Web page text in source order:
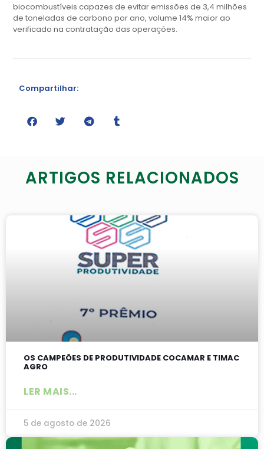
biocombustíveis capazes de evitar emissões de 3,4 milhões
de toneladas de carbono por ano, volume 14% maior ao
verificado na contratação das operações.
Compartilhar:
ARTIGOS RELACIONADOS
OS CAMPEÕES DE PRODUTIVIDADE COCAMAR E TIMAC
AGRO
LER MAIS...
5 de agosto de 2026